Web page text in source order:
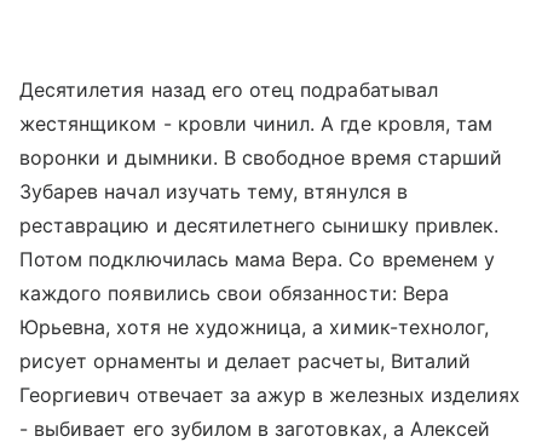
Десятилетия назад его отец подрабатывал
жестянщиком - кровли чинил. А где кровля, там
воронки и дымники. В свободное время старший
Зубарев начал изучать тему, втянулся в
реставрацию и десятилетнего сынишку привлек.
Потом подключилась мама Вера. Со временем у
каждого появились свои обязанности: Вера
Юрьевна, хотя не художница, а химик-технолог,
рисует орнаменты и делает расчеты, Виталий
Георгиевич отвечает за ажур в железных изделиях
- выбивает его зубилом в заготовках, а Алексей